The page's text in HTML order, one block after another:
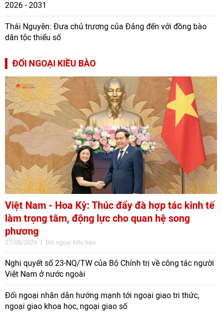
2026 - 2031
Thái Nguyên: Đưa chủ trương của Đảng đến với đồng bào
dân tộc thiểu số
ĐỐI NGOẠI KIỀU BÀO
Việt Nam - Hoa Kỳ: Thúc đẩy đà hợp tác kinh tế
làm trọng tâm, động lực cho quan hệ song
phương
07/08/2026 Đối ngoại kiều bào
Nghị quyết số 23-NQ/TW của Bộ Chính trị về công tác người
Việt Nam ở nước ngoài
Đối ngoại nhân dân hướng mạnh tới ngoại giao tri thức,
ngoại giao khoa học, ngoại giao số